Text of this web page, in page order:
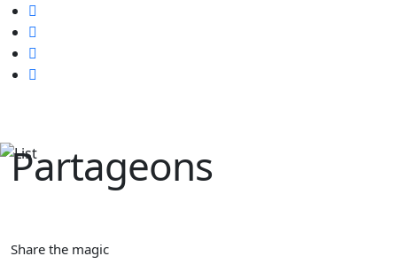
Partageons‎ ‎
La magie
Share the magic